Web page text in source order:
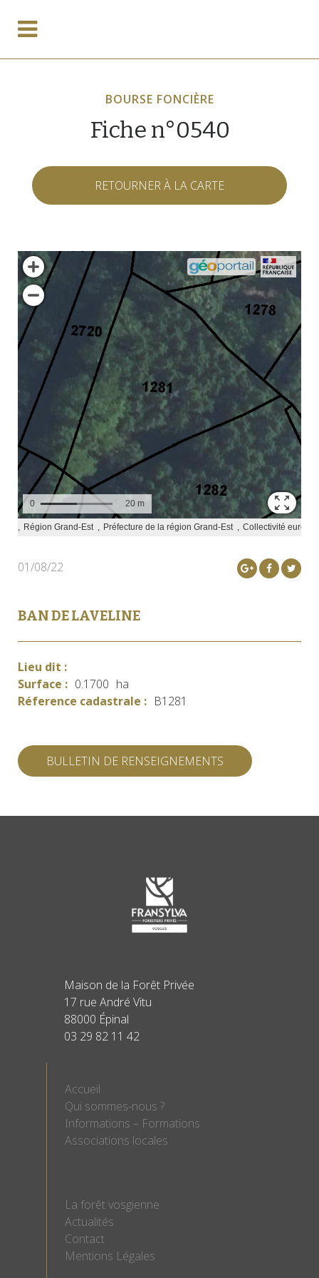
BOURSE FONCIÈRE
Fiche n°0540
RETOURNER À LA CARTE
01/08/22
BAN DE LAVELINE
Lieu dit :
Surface : 0.1700 ha
Réference cadastrale : B1281
BULLETIN DE RENSEIGNEMENTS
Maison de la Forêt Privée
17 rue André Vitu
88000 Épinal
03 29 82 11 42
Accueil
Qui sommes-nous ?
Informations – Formations
Associations locales
La forêt vosgienne
Actualités
Contact
Mentions Légales